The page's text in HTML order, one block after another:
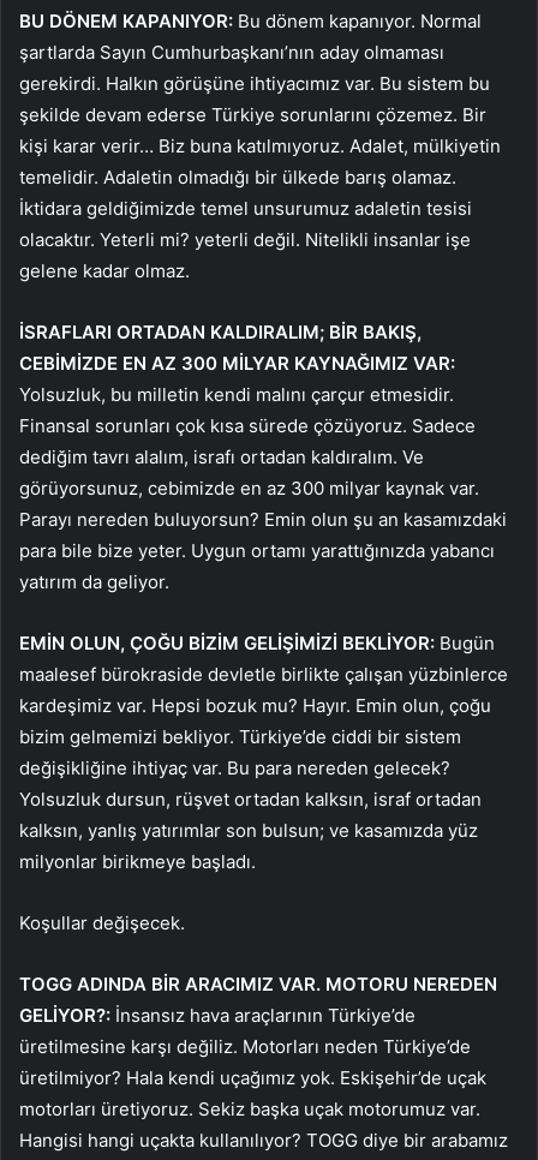
BU DÖNEM KAPANIYOR: Bu dönem kapanıyor. Normal
şartlarda Sayın Cumhurbaşkanı’nın aday olmaması
gerekirdi. Halkın görüşüne ihtiyacımız var. Bu sistem bu
şekilde devam ederse Türkiye sorunlarını çözemez. Bir
kişi karar verir… Biz buna katılmıyoruz. Adalet, mülkiyetin
temelidir. Adaletin olmadığı bir ülkede barış olamaz.
İktidara geldiğimizde temel unsurumuz adaletin tesisi
olacaktır. Yeterli mi? yeterli değil. Nitelikli insanlar işe
gelene kadar olmaz.
İSRAFLARI ORTADAN KALDIRALIM; BİR BAKIŞ,
CEBİMİZDE EN AZ 300 MİLYAR KAYNAĞIMIZ VAR:
Yolsuzluk, bu milletin kendi malını çarçur etmesidir.
Finansal sorunları çok kısa sürede çözüyoruz. Sadece
dediğim tavrı alalım, israfı ortadan kaldıralım. Ve
görüyorsunuz, cebimizde en az 300 milyar kaynak var.
Parayı nereden buluyorsun? Emin olun şu an kasamızdaki
para bile bize yeter. Uygun ortamı yarattığınızda yabancı
yatırım da geliyor.
EMİN OLUN, ÇOĞU BİZİM GELİŞİMİZİ BEKLİYOR: Bugün
maalesef bürokraside devletle birlikte çalışan yüzbinlerce
kardeşimiz var. Hepsi bozuk mu? Hayır. Emin olun, çoğu
bizim gelmemizi bekliyor. Türkiye’de ciddi bir sistem
değişikliğine ihtiyaç var. Bu para nereden gelecek?
Yolsuzluk dursun, rüşvet ortadan kalksın, israf ortadan
kalksın, yanlış yatırımlar son bulsun; ve kasamızda yüz
milyonlar birikmeye başladı.
Koşullar değişecek.
TOGG ADINDA BİR ARACIMIZ VAR. MOTORU NEREDEN
GELİYOR?: İnsansız hava araçlarının Türkiye’de
üretilmesine karşı değiliz. Motorları neden Türkiye’de
üretilmiyor? Hala kendi uçağımız yok. Eskişehir’de uçak
motorları üretiyoruz. Sekiz başka uçak motorumuz var.
Hangisi hangi uçakta kullanılıyor? TOGG diye bir arabamız